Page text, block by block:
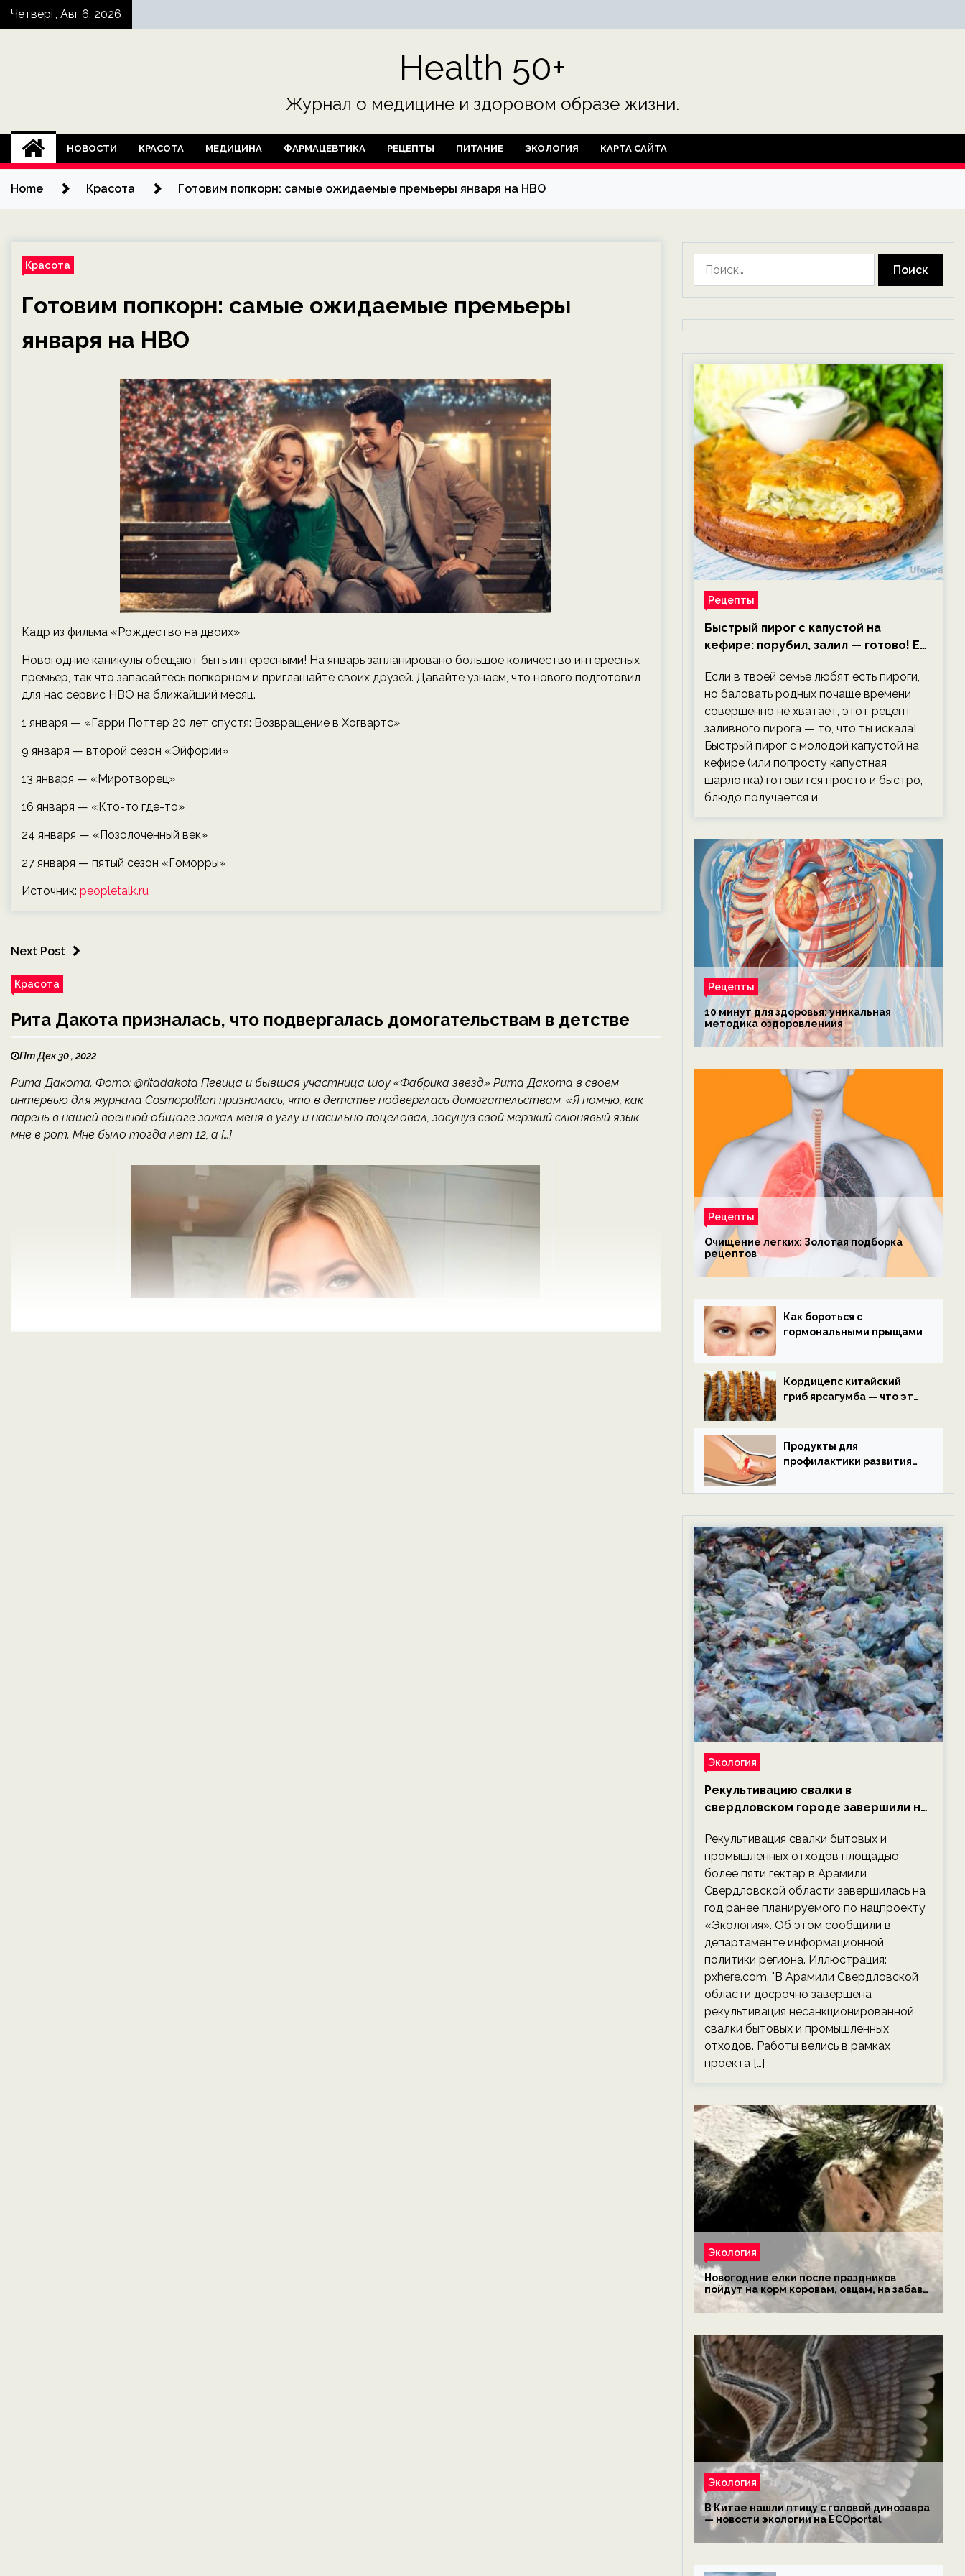
SkipЧетверг, Авг 6, 2026
Health 50+
Журнал о медицине и здоровом образе жизни.
НОВОСТИ КРАСОТА МЕДИЦИНА ФАРМАЦЕВТИКА РЕЦЕПТЫ ПИТАНИЕ ЭКОЛОГИЯ КАРТА САЙТА
Home Красота Готовим попкорн: самые ожидаемые премьеры января на HBO
Красота
Готовим попкорн: самые ожидаемые премьеры
января на HBO
Кадр из фильма «Рождество на двоих»
Новогодние каникулы обещают быть интересными! На январь запланировано большое количество интересных
премьер, так что запасайтесь попкорном и приглашайте своих друзей. Давайте узнаем, что нового подготовил
для нас сервис HBO на ближайший месяц.
1 января — «Гарри Поттер 20 лет спустя: Возвращение в Хогвартс»
9 января — второй сезон «Эйфории»
13 января — «Миротворец»
16 января — «Кто-то где-то»
24 января — «Позолоченный век»
27 января — пятый сезон «Гоморры»
Источник: peopletalk.ru
Next Post
Красота
Рита Дакота призналась, что подвергалась домогательствам в детстве
Пт Дек 30 , 2022
Рита Дакота. Фото: @ritadakota Певица и бывшая участница шоу «Фабрика звезд» Рита Дакота в своем
интервью для журнала Cosmopolitan призналась, что в детстве подверглась домогательствам. «Я помню, как
парень в нашей военной общаге зажал меня в углу и насильно поцеловал, засунув свой мерзкий слюнявый язык
мне в рот. Мне было тогда лет 12, а […]
Рецепты
Быстрый пирог с капустой на
кефире: порубил, залил — готово! Ем,
Если в твоей семье любят есть пироги,
но баловать родных почаще времени
совершенно не хватает, этот рецепт
заливного пирога — то, что ты искала!
Быстрый пирог с молодой капустой на
кефире (или попросту капустная
шарлотка) готовится просто и быстро,
блюдо получается и
Рецепты
10 минут для здоровья: уникальная
методика оздоровлениия
Рецепты
Очищение легких: Золотая подборка
рецептов
Как бороться с
гормональными прыщами
Кордицепс китайский
гриб ярсагумба — что это
Продукты для
профилактики развития
Экология
Рекультивацию свалки в
свердловском городе завершили на
новости экологии на ECOportal
Рекультивация свалки бытовых и
промышленных отходов площадью
более пяти гектар в Арамили
Свердловской области завершилась на
год ранее планируемого по нацпроекту
«Экология». Об этом сообщили в
департаменте информационной
политики региона. Иллюстрация:
pxhere.com. "В Арамили Свердловской
области досрочно завершена
рекультивация несанкционированной
свалки бытовых и промышленных
отходов. Работы велись в рамках
проекта […]
Экология
Новогодние елки после праздников
пойдут на корм коровам, овцам, на забаву
обезьянам, львам и леопардам — новости
экологии на ECOportal
Экология
В Китае нашли птицу с головой динозавра
— новости экологии на ECOportal